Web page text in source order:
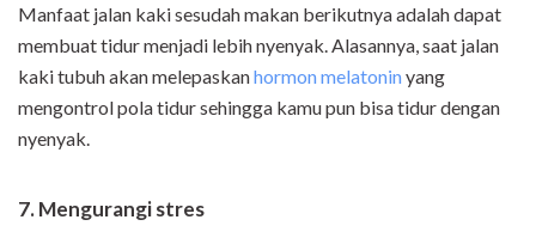
Manfaat jalan kaki sesudah makan berikutnya adalah dapat
membuat tidur menjadi lebih nyenyak. Alasannya, saat jalan
kaki tubuh akan melepaskanhormon melatoninyang
mengontrol pola tidur sehingga kamu pun bisa tidur dengan
nyenyak.
7. Mengurangi stres